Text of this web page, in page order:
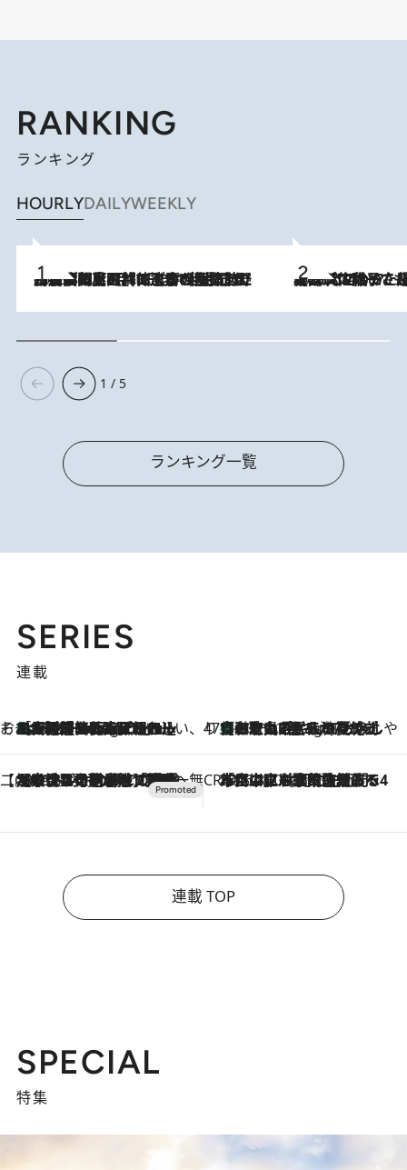
RANKING
ランキング
HOURLYDAILYWEEKLY
2026.8.8
「最後に見られてよかった」上野動物園の東園パンダ舎が解体前に特別公開。8月16日まで延長されたパネル展と共に辿る“半世紀”のパンダ飼育《解体工事の図面あり》 2026.8.5
【阿川佐和子さんの年とる力】なぜ70代で始めた趣味は“こんなに楽しい”のか？ ピアノ、俳句…スランプに陥っても続けられる“ある秘訣”とは
1 / 5
ランキング一覧
SERIES
連載
そおだよおこの関西おいしい、おやつ紀行10 Hours Ago
［大阪府箕面市］一皿一皿目の前で仕上げられる、料理を巧みに組み込んだアシェットデセールコース「ミチル アシェット デセール（Michiru assiette dessert）」 47都道府県の手みやげ ひんやりスイーツで夏を満喫
10 Hours Ago
【和歌山県】この夏絶対食べたい 冷やしておいしいおやつ3選 みかんがごろっと丸ごと入ったジュレ
【CREA×星野リゾート】唯一無二。癒しと発見が待つ場所へ
2026.8.7
【トンボの足水浴】ヒノキの香りに包まれて涼感マックス！約13℃の湧水かけ流しを避暑地「星野温泉 トンボの湯」で体験 CREA'S CHOICE
2026.8.7
「立川にも歌舞伎があるんだよ」 片岡仁左衛門・市川中車ら豪華座組みで4年目の立川立飛歌舞伎へ
連載 TOP
SPECIAL
特集